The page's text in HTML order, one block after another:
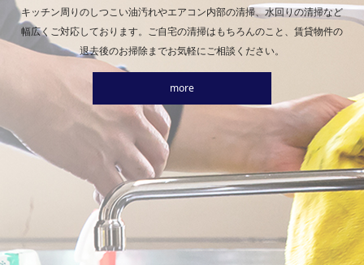
キッチン周りのしつこい油汚れやエアコン内部の清掃、水回りの清掃など
幅広くご対応しております。ご自宅の清掃はもちろんのこと、賃貸物件の
退去後のお掃除までお気軽にご相談ください。
more